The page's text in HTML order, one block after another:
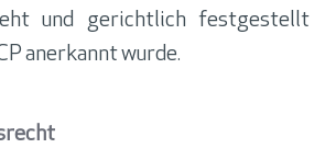
und gerichtlich festgestellt
anerkannt wurde.